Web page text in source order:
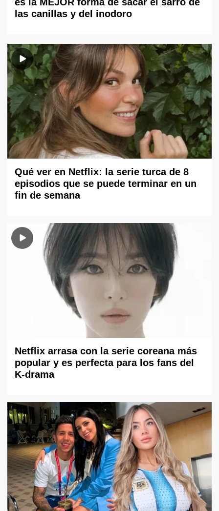
las canillas y del inodoro
Qué ver en Netflix: la serie turca de 8
episodios que se puede terminar en un
fin de semana
Netflix arrasa con la serie coreana más
popular y es perfecta para los fans del
K-drama